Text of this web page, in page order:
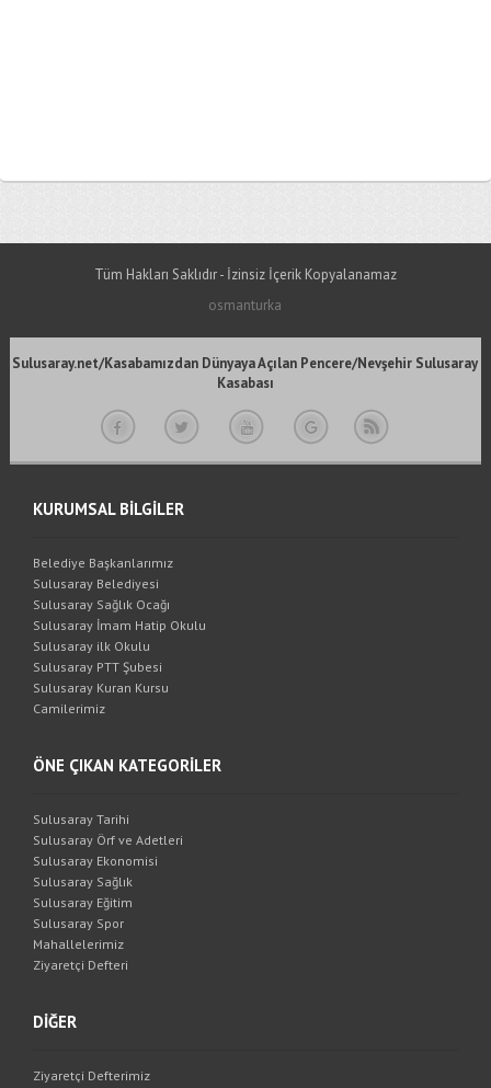
Tüm Hakları Saklıdır - İzinsiz İçerik Kopyalanamaz
osmanturka
Sulusaray.net/Kasabamızdan Dünyaya Açılan Pencere/Nevşehir Sulusaray
Kasabası
KURUMSAL BİLGİLER
Belediye Başkanlarımız
Sulusaray Belediyesi
Sulusaray Sağlık Ocağı
Sulusaray İmam Hatip Okulu
Sulusaray ilk Okulu
Sulusaray PTT Şubesi
Sulusaray Kuran Kursu
Camilerimiz
ÖNE ÇIKAN KATEGORİLER
Sulusaray Tarihi
Sulusaray Örf ve Adetleri
Sulusaray Ekonomisi
Sulusaray Sağlık
Sulusaray Eğitim
Sulusaray Spor
Mahallelerimiz
Ziyaretçi Defteri
DİĞER
Ziyaretçi Defterimiz